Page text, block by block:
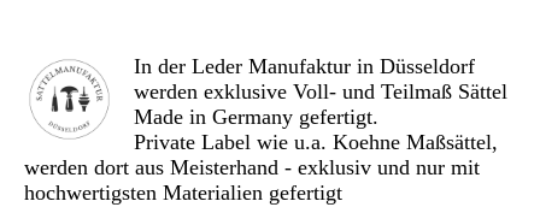
In der Leder Manufaktur in Düsseldorf
werden exklusive Voll- und Teilmaß Sättel
Made in Germany gefertigt.
Private Label wie u.a. Koehne Maßsättel,
werden dort aus Meisterhand - exklusiv und nur mit
hochwertigsten Materialien gefertigt